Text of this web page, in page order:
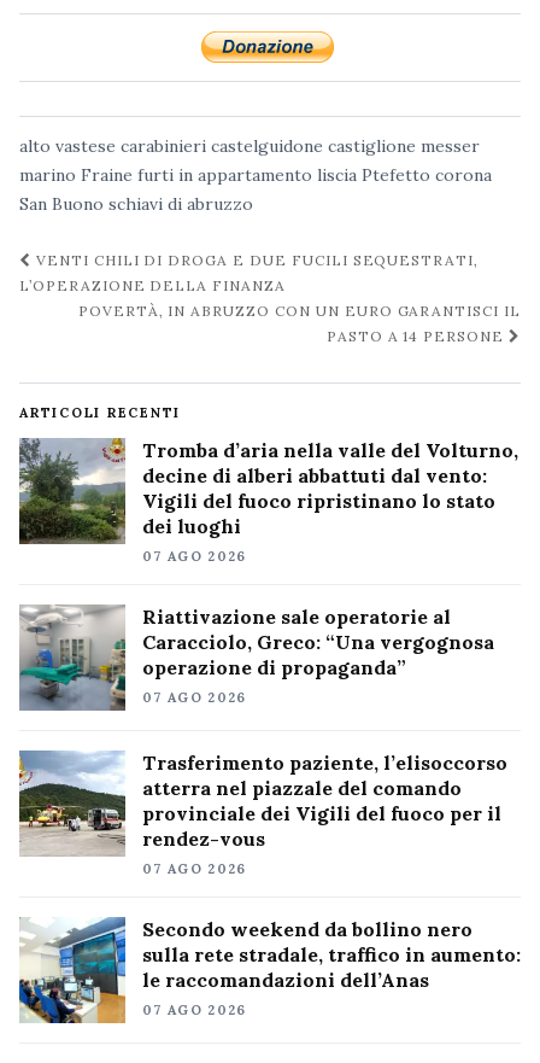
alto vastese carabinieri castelguidone castiglione messer
marino Fraine furti in appartamento liscia Ptefetto corona
San Buono schiavi di abruzzo
Navigazione
post
VENTI CHILI DI DROGA E DUE FUCILI SEQUESTRATI,
L’OPERAZIONE DELLA FINANZA
POVERTÀ, IN ABRUZZO CON UN EURO GARANTISCI IL
PASTO A 14 PERSONE
ARTICOLI RECENTI
Tromba d’aria nella valle del Volturno,
decine di alberi abbattuti dal vento:
Vigili del fuoco ripristinano lo stato
dei luoghi
07 AGO 2026
Riattivazione sale operatorie al
Caracciolo, Greco: “Una vergognosa
operazione di propaganda”
07 AGO 2026
Trasferimento paziente, l’elisoccorso
atterra nel piazzale del comando
provinciale dei Vigili del fuoco per il
rendez-vous
07 AGO 2026
Secondo weekend da bollino nero
sulla rete stradale, traffico in aumento:
le raccomandazioni dell’Anas
07 AGO 2026